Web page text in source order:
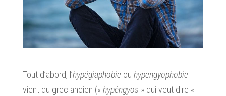
Tout d’abord, l’hypégiaphobieou hypengyophobie
vient du grec ancien (« hypéngyos » qui veut dire «